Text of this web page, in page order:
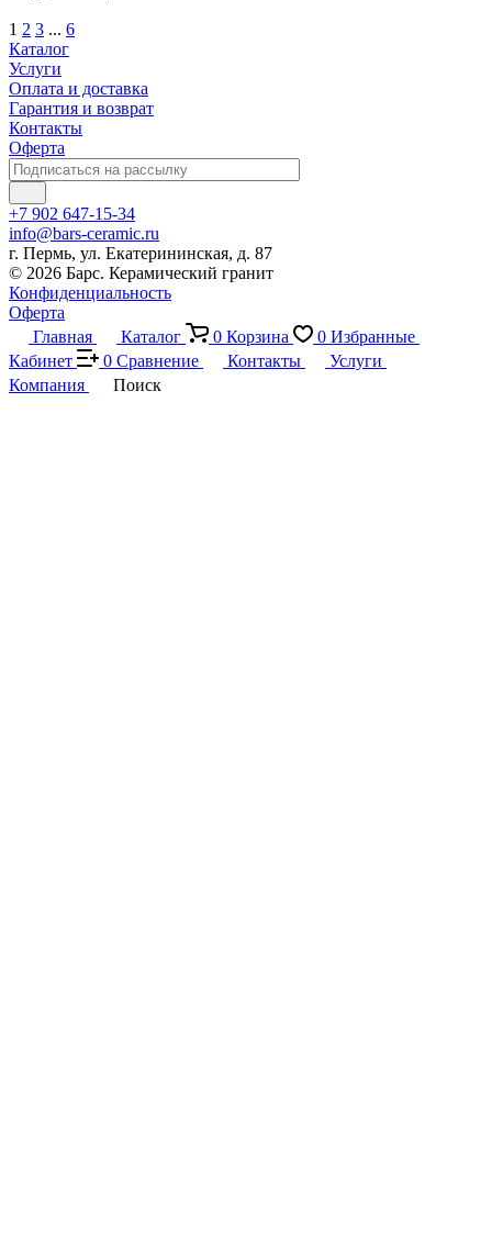
1 2 3 ... 6
Каталог
Услуги
Оплата и доставка
Гарантия и возврат
Контакты
Оферта
+7 902 647-15-34
info@bars-ceramic.ru
г. Пермь, ул. Екатерининская, д. 87
© 2026 Барс. Керамический гранит
Конфиденциальность
Оферта
Главная
Каталог 0 Корзина 0 Избранные
Кабинет
0 Сравнение Контакты
Услуги
Компания
Поиск